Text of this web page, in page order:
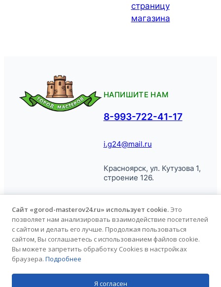
страницу
магазина
НАПИШИТЕ НАМ
8-993-722-41-17
i.g24@mail.ru
Красноярск, ул. Кутузова 1,
строение 126.
© Город
Мастеров, 2026.
Политика обработки
персональных данных
Продвижение сайта
Сайт «gorod-masterov24.ru» использует cookie. Это
позволяет нам анализировать взаимодействие посетителей
с сайтом и делать его лучше. Продолжая пользоваться
сайтом, Вы соглашаетесь с использованием файлов cookie.
Вы можете запретить обработку Cookies в настройках
браузера. Подробнее
Я согласен